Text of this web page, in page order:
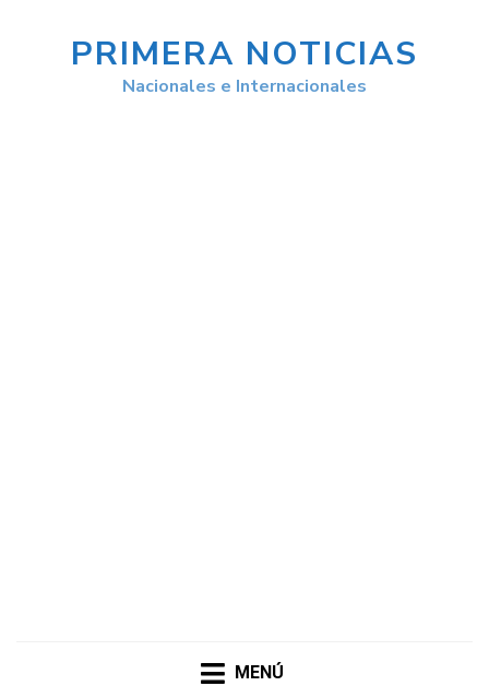
PRIMERA NOTICIAS
Nacionales e Internacionales
MENÚ